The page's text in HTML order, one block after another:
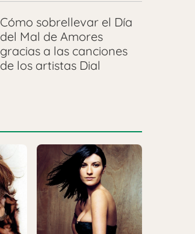
Cómo sobrellevar el Día
del Mal de Amores
gracias a las canciones
de los artistas Dial